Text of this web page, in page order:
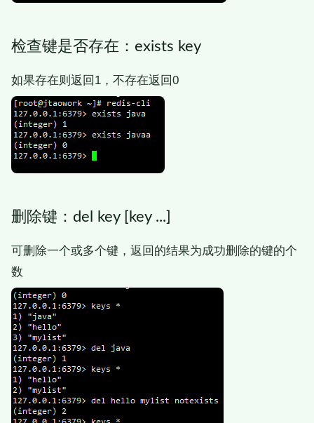
检查键是否存在：exists key
如果存在则返回1，不存在返回0
删除键：del key [key ...]
可删除一个或多个键，返回的结果为成功删除的键的个
数